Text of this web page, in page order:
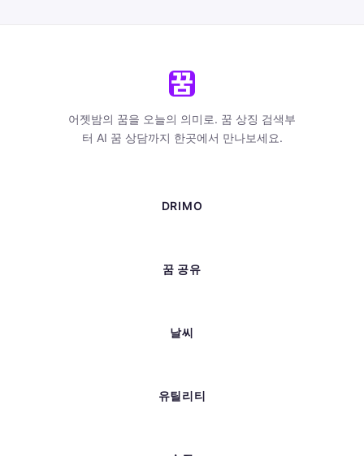
어젯밤의 꿈을 오늘의 의미로. 꿈 상징 검색부
터 AI 꿈 상담까지 한곳에서 만나보세요.
DRIMO
꿈 공유
날씨
유틸리티